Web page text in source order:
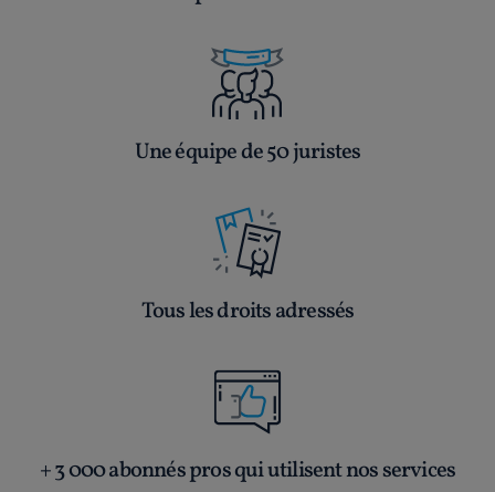
Une équipe de 50 juristes
Tous les droits adressés
+ 3 000 abonnés pros qui utilisent nos services